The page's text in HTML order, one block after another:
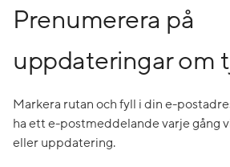
Prenumerera på
uppdateringar om
Markera rutan och fyll i din e-
ha ett e-postmeddelande varje gång
eller uppdatering.